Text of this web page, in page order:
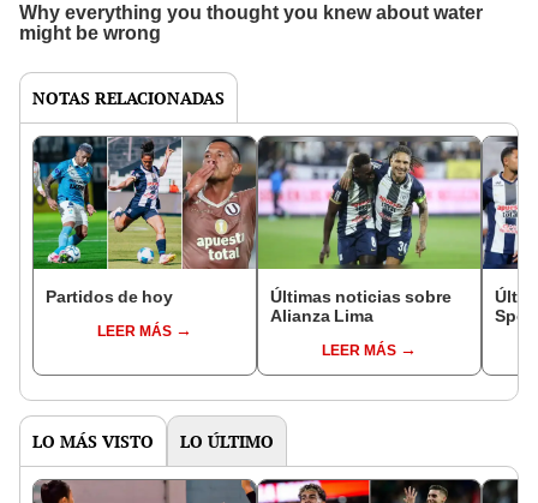
NOTAS RELACIONADAS
Partidos de hoy
LEER MÁS
Últimas noticias sobre
Alianza Lima
LEER MÁS
LO MÁS VISTO LO ÚLTIMO